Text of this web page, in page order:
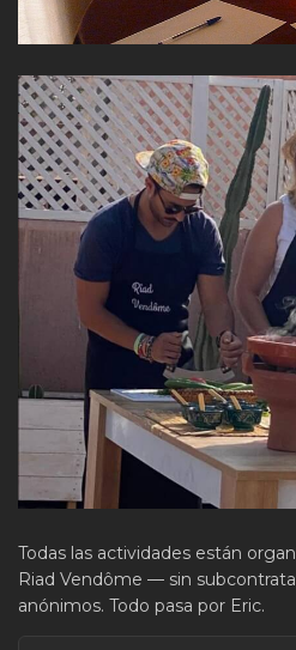
Todas las actividades están
Riad Vendôme — sin
anónimos. Todo pasa por Eric.